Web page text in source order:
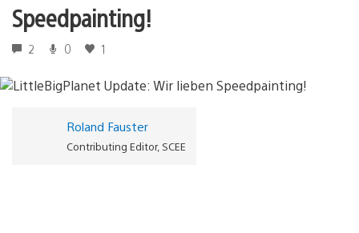
Speedpainting!
2 0 1
Roland Fauster
Contributing Editor, SCEE